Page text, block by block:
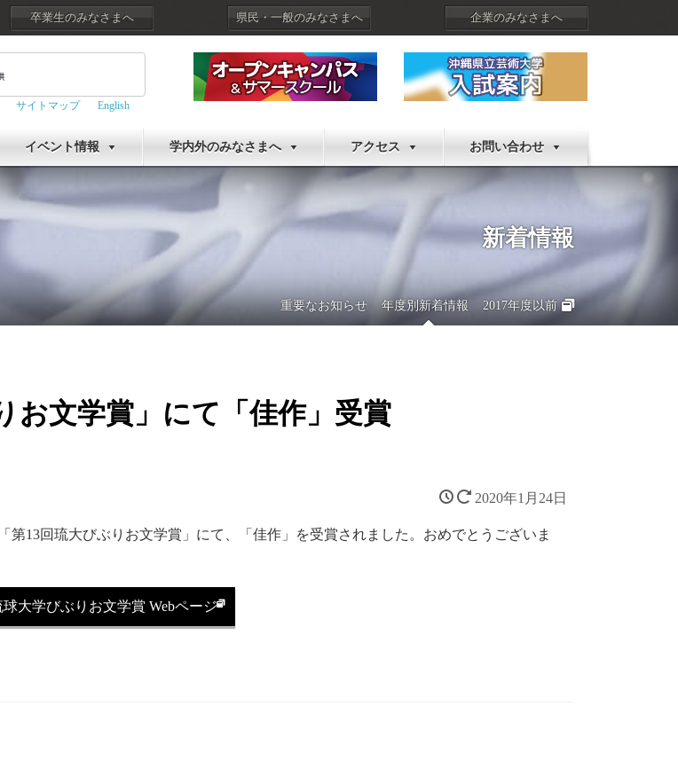
卒業生のみなさまへ 県民・一般のみなさまへ 企業のみなさまへ
サイトマップ English
イベント情報 学内外のみなさまへ アクセス お問い合わせ
新着情報
重要なお知らせ 年度別新着情報 2017年度以前
お文学賞」にて「佳作」受賞
2020年1月24日
13回琉大びぶりお文学賞」にて、「佳作」を受賞されました。おめでとうございま
球大学びぶりお文学賞 Webページ